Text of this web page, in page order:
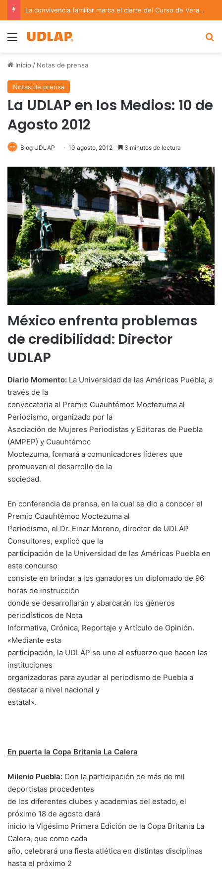
La convivencia familiar marca el cierre del Curso de Verano de Escuelas Aztecas
Menu
Inicio / Notas de prensa
Notas de prensa
La UDLAP en los Medios: 10 de
Agosto 2012
Blog UDLAP 10 agosto, 2012 3 minutos de lectura
México enfrenta problemas
de credibilidad: Director
UDLAP
Diario Momento: La Universidad de las Américas Puebla, a
través de la
convocatoria al Premio Cuauhtémoc Moctezuma al
Periodismo, organizado por la
Asociación de Mujeres Periodistas y Editoras de Puebla
(AMPEP) y Cuauhtémoc
Moctezuma, formará a comunicadores líderes que
promuevan el desarrollo de la
sociedad.
En conferencia de prensa, en la cual se dio a conocer el
Premio Cuauhtémoc Moctezuma al
Periodismo, el Dr. Einar Moreno, director de UDLAP
Consultores, explicó que la
participación de la Universidad de las Américas Puebla en
este concurso
consiste en brindar a los ganadores un diplomado de 96
horas de instrucción
donde se desarrollarán y abarcarán los géneros
periodísticos de Nota
Informativa, Crónica, Reportaje y Artículo de Opinión.
«Mediante esta
participación, la UDLAP se une al esfuerzo que hacen las
instituciones
organizadoras para ayudar al periodismo de Puebla a
destacar a nivel nacional y
estatal».
En puerta la Copa Britania La Calera
Milenio Puebla: Con la participación de más de mil
deportistas procedentes
de los diferentes clubes y academias del estado, el
próximo 18 de agosto dará
inicio la Vigésimo Primera Edición de la Copa Britania La
Calera, que como cada
año, celebrará una fiesta atlética en distintas disciplinas
hasta el próximo 2